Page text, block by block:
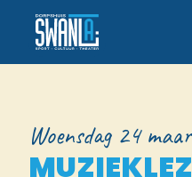
Woensdag 24